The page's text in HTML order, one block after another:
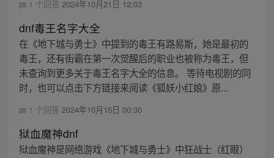
1 个回答 2024年10月21日 12:03
dnf毒王名字大全
在《地下城与勇士》中提到的毒王有路易斯，她是最初的
毒王，还有街霸在第一次觉醒后的职业也被称为毒王，但
未查询到更多关于毒王名字大全的信息。 等待电视剧的同
时，也可以点击下方链接来阅读《狐妖小红娘》原...
1 个回答 2024年10月15日 00:30
狱血魔神dnf
狱血魔神是网络游戏《地下城与勇士》中狂战士（红眼）